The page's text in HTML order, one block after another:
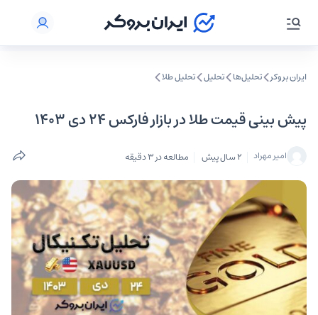
ایران بروکر تحلیل‌ها تحلیل‌ تحلیل طلا
پیش بینی قیمت طلا در بازار فارکس ۲۴ دی ۱۴۰۳
امیر مهراد 2 سال پیش مطالعه در 3 دقیقه